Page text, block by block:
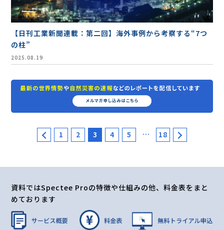
【日刊工業新聞連載：第二回】海外事例から考察する“7つ
の柱”
2025.08.19
1 2 3 4 5 … 18
資料ではSpectee Proの特徴や仕組みの他、料金表をまと
めております